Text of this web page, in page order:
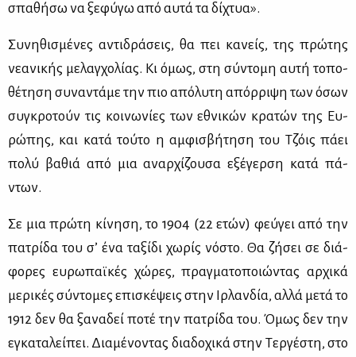
σπα­θή­σω να ξε­φύ­γω από αυ­τά τα δί­χτυα».
Συ­νη­θι­σμέ­νες αντι­δρά­σεις, θα πει κα­νείς, της πρώ­της
νε­α­νι­κής με­λαγ­χο­λί­ας. Κι όμως, στη σύ­ντο­μη αυ­τή το­πο­
θέ­τη­ση συ­να­ντά­με την πιο από­λυ­τη απόρ­ρι­ψη των όσων
συ­γκρο­τούν τις κοι­νω­νί­ες των εθνι­κών κρα­τών της Ευ­
ρώ­πης, και κα­τά τού­το η αμ­φι­σβή­τη­ση του Τζόις πά­ει
πο­λύ βα­θιά από μια αναρ­χί­ζου­σα εξέ­γερ­ση κα­τά πά­
ντων.
Σε μια πρώ­τη κί­νη­ση, τo 1904 (22 ετών) φεύ­γει από την
πα­τρί­δα του σ’ ένα τα­ξί­δι χω­ρίς νό­στο. Θα ζή­σει σε διά­
φο­ρες ευ­ρω­παϊ­κές χώ­ρες, πραγ­μα­το­ποιώ­ντας αρ­χι­κά
με­ρι­κές σύ­ντο­μες επι­σκέ­ψεις στην Ιρ­λαν­δία, αλ­λά με­τά το
1912 δεν θα ξα­να­δεί πο­τέ την πα­τρί­δα του. Όμως δεν την
εγκα­τα­λεί­πει. Δια­μέ­νο­ντας δια­δο­χι­κά στην Τερ­γέ­στη, στο